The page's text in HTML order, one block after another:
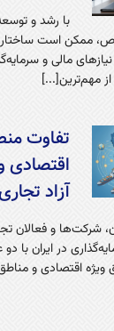
با رشد و
ممکن است ساختار
مالی و
مهم‌ترین[...]
تفاوت
اقتصادی
آزاد
شرکت‌ها و فعالان
در ایران با دو
اقتصادی و